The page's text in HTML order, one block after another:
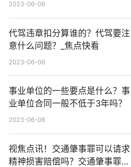
2023-06-06
代驾违章扣分算谁的？代驾要注
意什么问题？_焦点快看
2023-06-06
事业单位的一些要点是什么？事
业单位合同一般不低于3年吗？
2023-06-06
视焦点讯！交通肇事罪可以请求
精神损害赔偿吗？交通肇事罪精